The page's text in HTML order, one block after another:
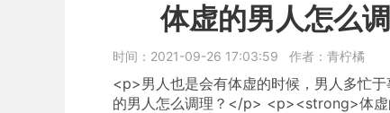
体虚的男人怎么
时间：2021-09-26 17:03:59 作者：青柠橘
<p>男人也是会有体虚的时候，男人多忙
的男人怎么调理？</p> <p><strong>体